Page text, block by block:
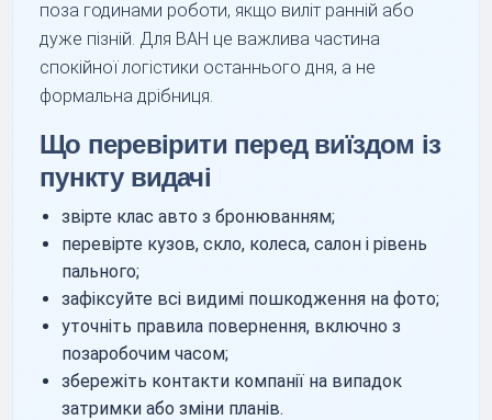
поза годинами роботи, якщо виліт ранній або
дуже пізній. Для BAH це важлива частина
спокійної логістики останнього дня, а не
формальна дрібниця.
Що перевірити перед виїздом із
пункту видачі
звірте клас авто з бронюванням;
перевірте кузов, скло, колеса, салон і рівень
пального;
зафіксуйте всі видимі пошкодження на фото;
уточніть правила повернення, включно з
позаробочим часом;
збережіть контакти компанії на випадок
затримки або зміни планів.